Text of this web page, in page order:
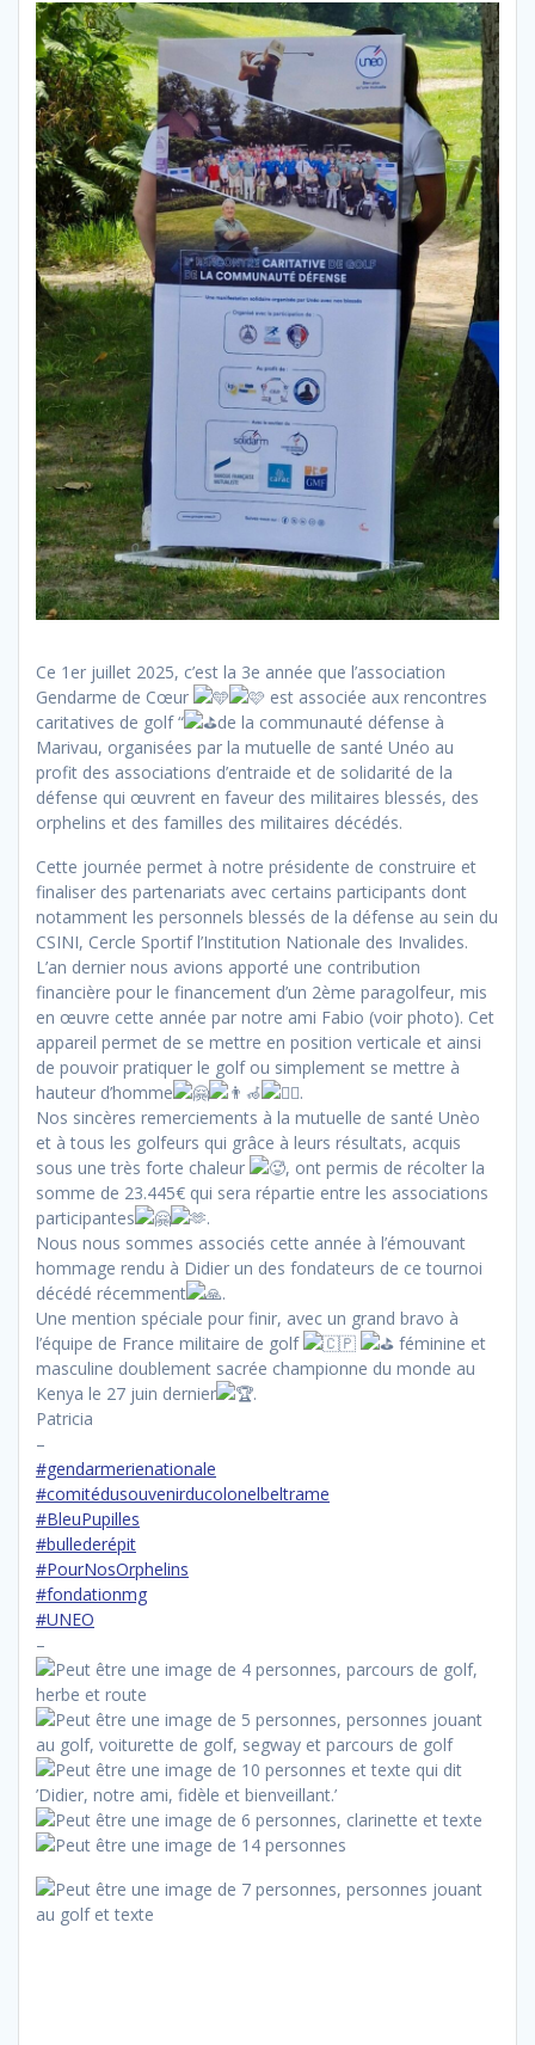
Ce 1er juillet 2025, c’est la 3e année que l’association
Gendarme de Cœur
est associée aux rencontres
caritatives de golf “
de la communauté défense à
Marivau, organisées par la mutuelle de santé Unéo au
profit des associations d’entraide et de solidarité de la
défense qui œuvrent en faveur des militaires blessés, des
orphelins et des familles des militaires décédés.
Cette journée permet à notre présidente de construire et
finaliser des partenariats avec certains participants dont
notamment les personnels blessés de la défense au sein du
CSINI, Cercle Sportif l’Institution Nationale des Invalides.
L’an dernier nous avions apporté une contribution
financière pour le financement d’un 2ème paragolfeur, mis
en œuvre cette année par notre ami Fabio (voir photo). Cet
appareil permet de se mettre en position verticale et ainsi
de pouvoir pratiquer le golf ou simplement se mettre à
hauteur d’homme
.
Nos sincères remerciements à la mutuelle de santé Unèo
et à tous les golfeurs qui grâce à leurs résultats, acquis
sous une très forte chaleur
, ont permis de récolter la
somme de 23.445€ qui sera répartie entre les associations
participantes
.
Nous nous sommes associés cette année à l’émouvant
hommage rendu à Didier un des fondateurs de ce tournoi
décédé récemment
.
Une mention spéciale pour finir, avec un grand bravo à
l’équipe de France militaire de golf
féminine et
masculine doublement sacrée championne du monde au
Kenya le 27 juin dernier
.
Patricia
–
#gendarmerienationale
#comitédusouvenirducolonelbeltrame
#BleuPupilles
#bullederépit
#PourNosOrphelins
#fondationmg
#UNEO
–